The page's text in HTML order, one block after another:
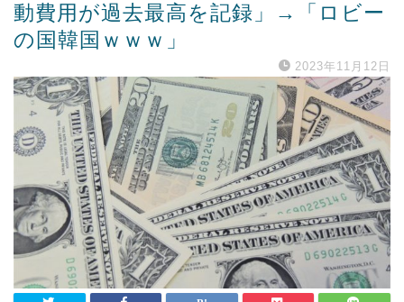
動費用が過去最高を記録」→「ロビー
の国韓国ｗｗｗ」
2023年11月12日